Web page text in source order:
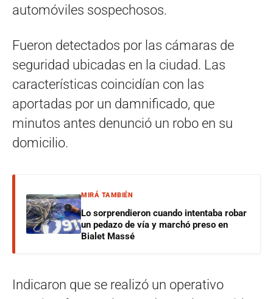
automóviles sospechosos.
Fueron detectados por las cámaras de
seguridad ubicadas en la ciudad. Las
características coincidían con las
aportadas por un damnificado, que
minutos antes denunció un robo en su
domicilio.
MIRÁ TAMBIÉN
Lo sorprendieron cuando intentaba robar
un pedazo de vía y marchó preso en
Bialet Massé
Indicaron que se realizó un operativo